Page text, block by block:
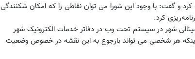
و گفت: با وجود این شورا می توان نقاطی را که امکان شکنندگی
کرد.
شهر در سیستم تحت وب در دفاتر خدمات الکترونیک شهر
هر شخصی می تواند بارجوع به این نقشه در خصوص وضعیت